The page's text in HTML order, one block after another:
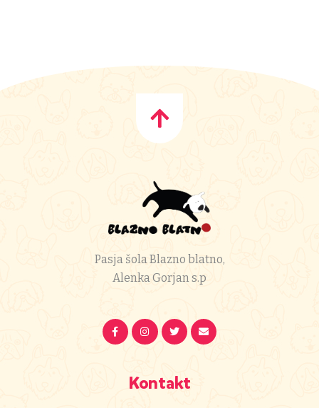
Pasja šola Blazno blatno,
Alenka Gorjan s.p
Kontakt